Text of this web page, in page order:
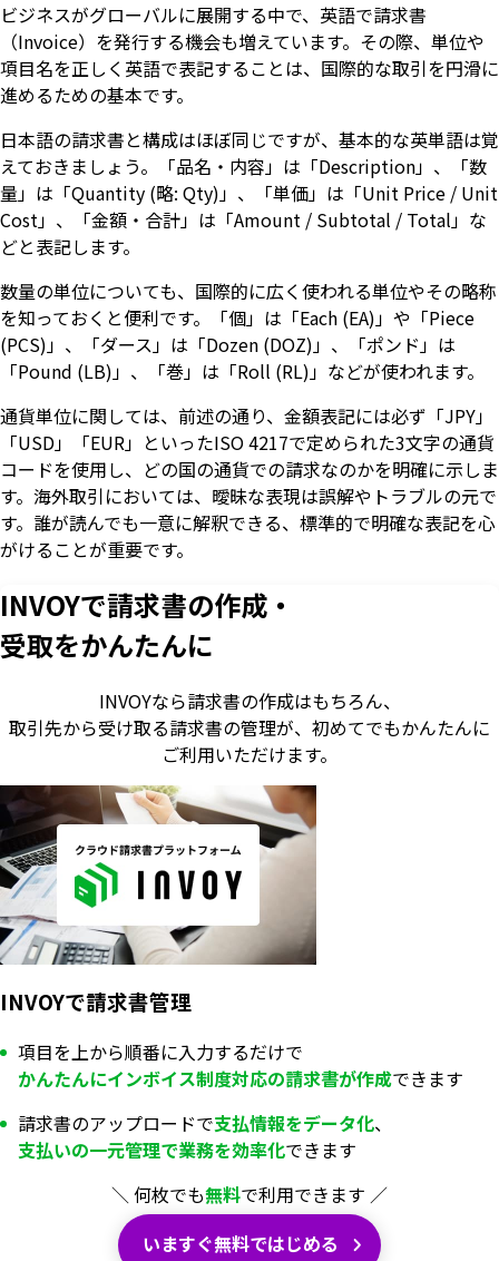
ビジネスがグローバルに展開する中で、英語で請求書
（Invoice）を発行する機会も増えています。その際、単位や
項目名を正しく英語で表記することは、国際的な取引を円滑に
進めるための基本です。
日本語の請求書と構成はほぼ同じですが、基本的な英単語は覚
えておきましょう。「品名・内容」は「Description」、「数
量」は「Quantity (略: Qty)」、「単価」は「Unit Price / Unit
Cost」、「金額・合計」は「Amount / Subtotal / Total」な
どと表記します。
数量の単位についても、国際的に広く使われる単位やその略称
を知っておくと便利です。「個」は「Each (EA)」や「Piece
(PCS)」、「ダース」は「Dozen (DOZ)」、「ポンド」は
「Pound (LB)」、「巻」は「Roll (RL)」などが使われます。
通貨単位に関しては、前述の通り、金額表記には必ず「JPY」
「USD」「EUR」といったISO 4217で定められた3文字の通貨
コードを使用し、どの国の通貨での請求なのかを明確に示しま
す。海外取引においては、曖昧な表現は誤解やトラブルの元で
す。誰が読んでも一意に解釈できる、標準的で明確な表記を心
がけることが重要です。
INVOYで請求書の作成・
受取をかんたんに
INVOYなら請求書の作成はもちろん、
取引先から受け取る請求書の管理が、 初めてでもかんたんに
ご利用いただけます。
INVOYで請求書管理
項目を上から順番に入力するだけで
かんたんにインボイス制度対応の請求書が作成できます
請求書のアップロードで支払情報をデータ化、
支払いの一元管理で業務を効率化できます
＼ 何枚でも無料で利用できます ／
いますぐ無料ではじめる